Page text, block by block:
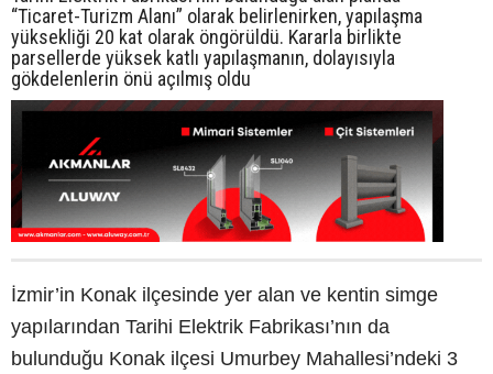
“Ticaret-Turizm Alanı” olarak belirlenirken, yapılaşma
yüksekliği 20 kat olarak öngörüldü. Kararla birlikte
parsellerde yüksek katlı yapılaşmanın, dolayısıyla
gökdelenlerin önü açılmış oldu
İzmir’in Konak ilçesinde yer alan ve kentin simge
yapılarından Tarihi Elektrik Fabrikası’nın da
bulunduğu Konak ilçesi Umurbey Mahallesi’ndeki 3